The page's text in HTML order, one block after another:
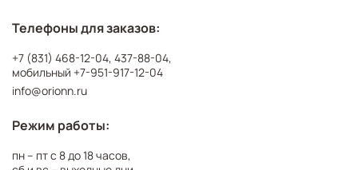
Телефоны для заказов:
+7 (831) 468-12-04, 437-88-04,
мобильный +7-951-917-12-04
info@orionn.ru
Режим работы:
пн – пт с 8 до 18 часов,